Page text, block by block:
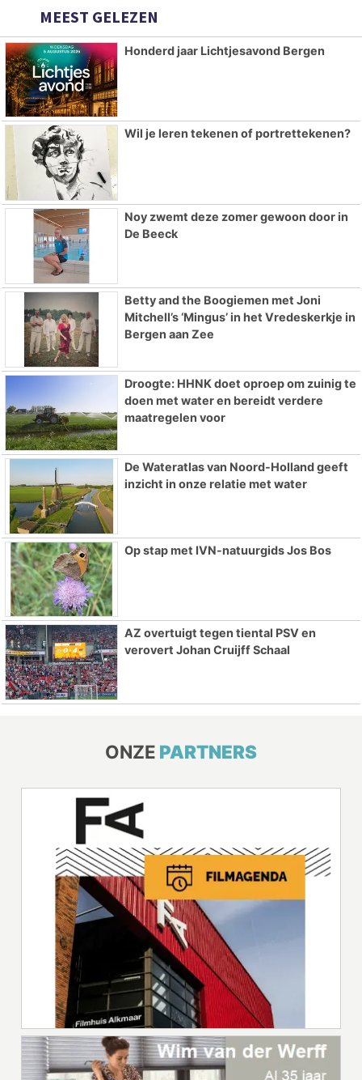
MEEST GELEZEN
Honderd jaar Lichtjesavond Bergen
Wil je leren tekenen of portrettekenen?
Noy zwemt deze zomer gewoon door in
De Beeck
Betty and the Boogiemen met Joni
Mitchell’s ‘Mingus’ in het Vredeskerkje in
Bergen aan Zee
Droogte: HHNK doet oproep om zuinig te
doen met water en bereidt verdere
maatregelen voor
De Wateratlas van Noord-Holland geeft
inzicht in onze relatie met water
Op stap met IVN-natuurgids Jos Bos
AZ overtuigt tegen tiental PSV en
verovert Johan Cruijff Schaal
ONZE PARTNERS